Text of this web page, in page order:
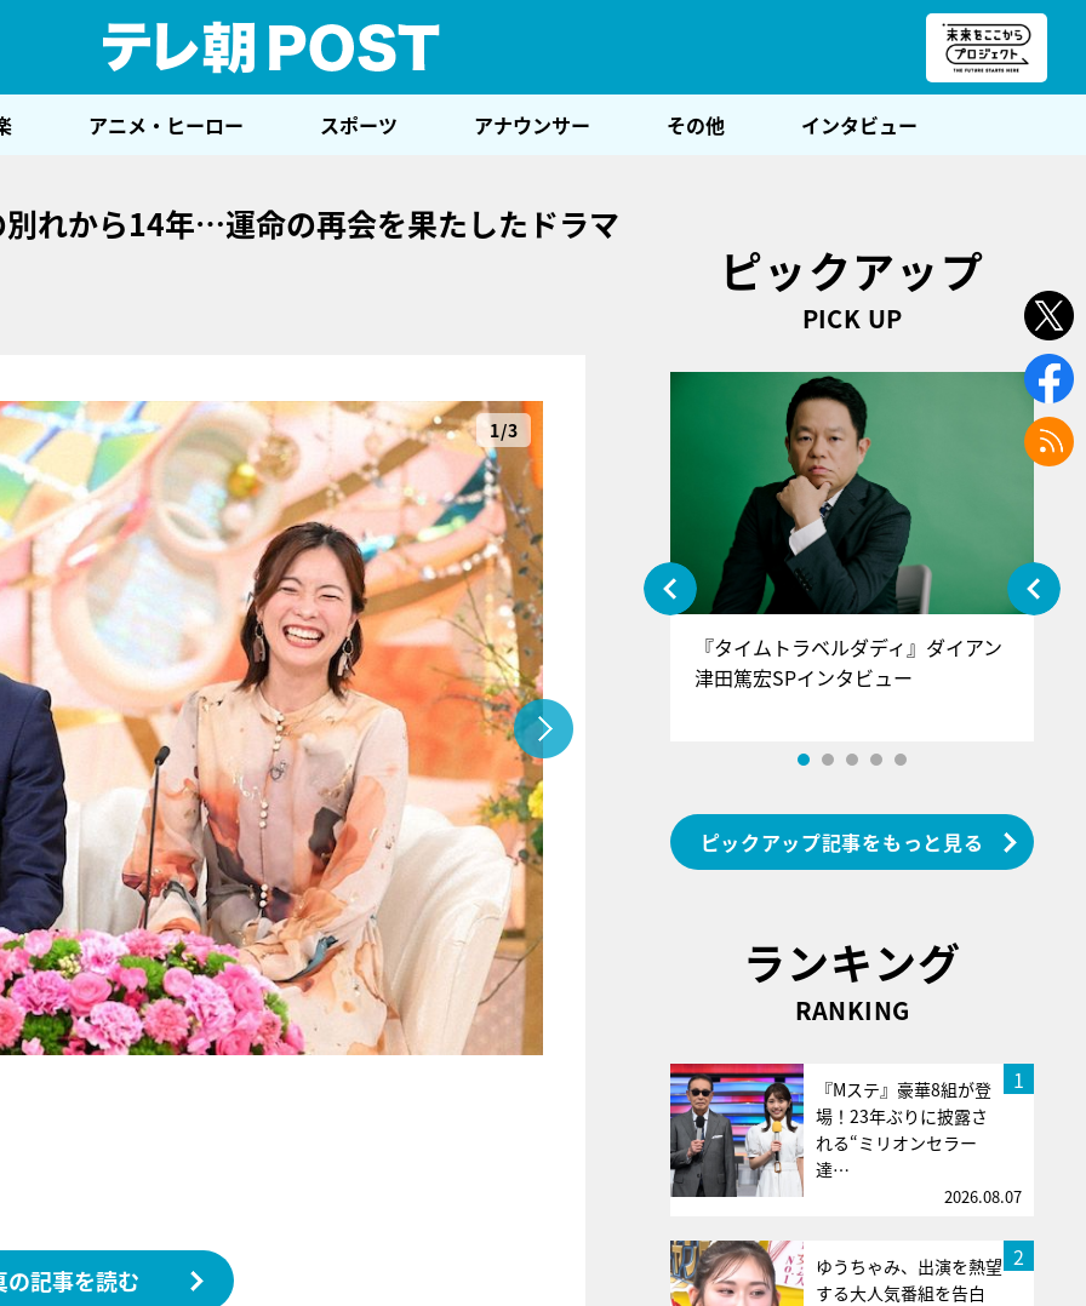
アニメ・ヒーロー スポーツ アナウンサー その他 インタビュー
れから14年…運命の再会を果たしたドラマ
1/3
の記事を読む
ピックアップ
PICK UP
『アイ＝ラブ！げーみんぐ』＝LOV
E齋藤樹愛羅＆佐々木舞香SPインタ
ビュー
『タイムトラベルダディ』ダイアン
津田篤宏SPインタビュー
ピックアップ記事をもっと見る
ランキング
RANKING
1
『Mステ』豪華8組が登
場！23年ぶりに披露さ
れる“ミリオンセラー
達…
2026.08.07
2
ゆうちゃみ、出演を熱望
する大人気番組を告白